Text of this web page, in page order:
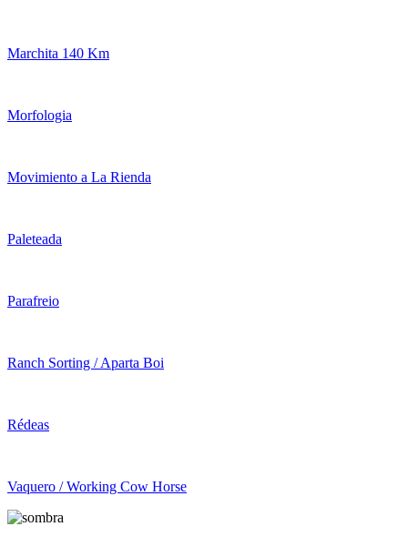
Marchita 140 Km
Morfologia
Movimiento a La Rienda
Paleteada
Parafreio
Ranch Sorting / Aparta Boi
Rédeas
Vaquero / Working Cow Horse